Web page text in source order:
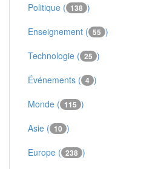
Politique ( 138 )
Enseignement ( 55 )
Technologie ( 25 )
Événements ( 4 )
Monde ( 115 )
Asie ( 10 )
Europe ( 238 )